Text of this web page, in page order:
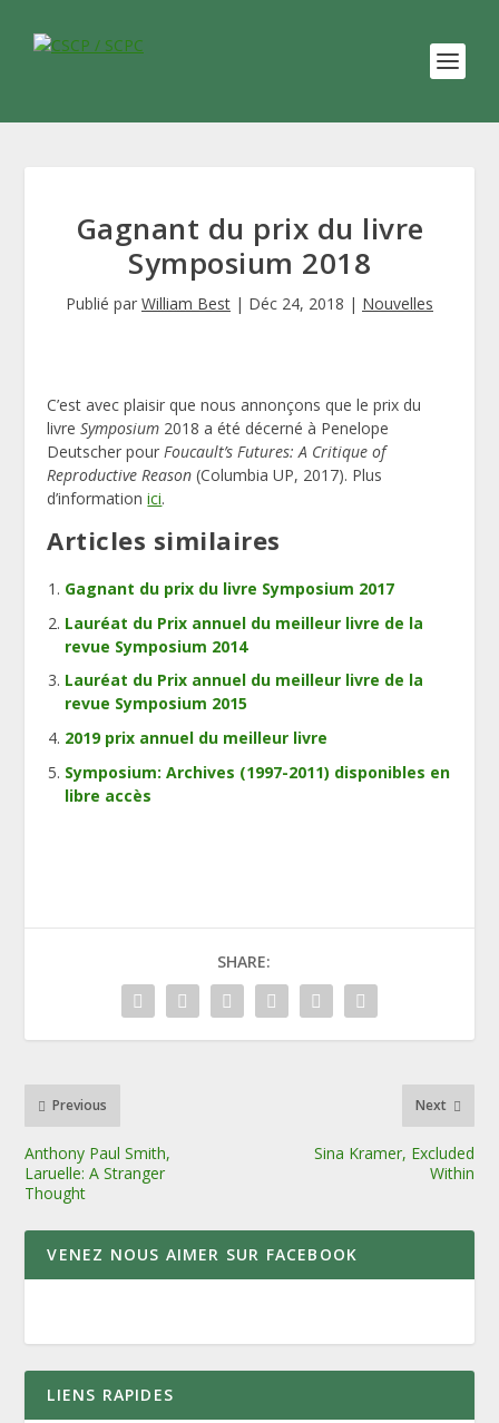
Gagnant du prix du livre
Symposium 2018
Publié par William Best | Déc 24, 2018 | Nouvelles
C’est avec plaisir que nous annonçons que le prix du
livreSymposium 2018 a été décerné à Penelope
Deutscher pourFoucault’s Futures: A Critique of
Reproductive Reason (Columbia UP, 2017). Plus
d’informationici.
Articles similaires
Gagnant du prix du livre Symposium 2017
Lauréat du Prix annuel du meilleur livre de la
revue Symposium 2014
Lauréat du Prix annuel du meilleur livre de la
revue Symposium 2015
2019 prix annuel du meilleur livre
Symposium: Archives (1997-2011) disponibles en
libre accès
SHARE:
Previous
Anthony Paul Smith,
Laruelle: A Stranger
Thought
Next
Sina Kramer, Excluded
Within
VENEZ NOUS AIMER SUR FACEBOOK
LIENS RAPIDES